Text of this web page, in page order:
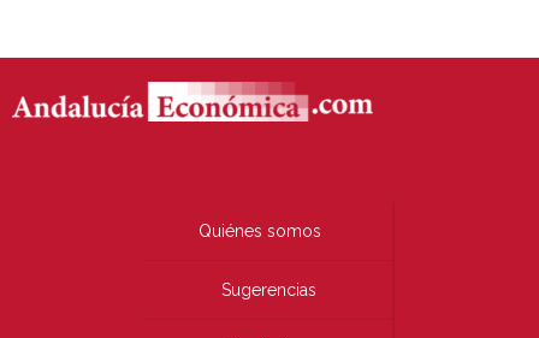
Quiénes somos
Sugerencias